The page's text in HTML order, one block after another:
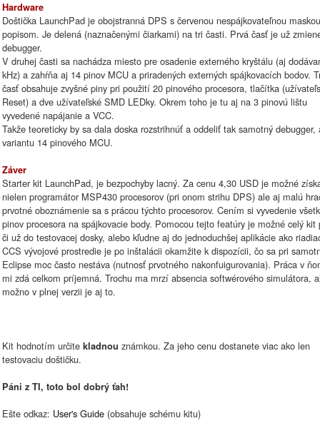
Hardware
Doštička LaunchPad je obojstranná DPS s červenou nespájkovateľnou
popisom. Je delená (naznačenými čiarkami) na tri časti. Prvá časť je už
debugger.
V druhej časti sa nachádza miesto pre osadenie externého kryštálu (aj
kHz) a zahŕňa aj 14 pinov MCU a priradených externých spájkovacích bodov.
časť obsahuje zvyšné piny pri použití 20 pinového procesora, tlačítka
Reset) a dve užívateľské SMD LEDky. Okrem toho je tu aj na 3 pinovú lištu
vyvedené napájanie a VCC.
Takže teoreticky by sa dala doska rozstrihnúť a oddeliť tak samotný debugger,
variantu 14 pinového MCU.
Záver
Starter kit LaunchPad, je bezpochyby lacný. Za cenu 4,30 USD je možné
nielen programátor MSP430 procesorov (pri onom strihu DPS) ale aj malú
prvotné oboznámenie sa s prácou týchto procesorov. Cením si vyvedenie
pinov procesora na spájkovacie body. Pomocou tejto featúry je možné celý kit
či už do testovacej dosky, alebo kľudne aj do jednoduchšej aplikácie ako
CCS vývojové prostredie je po inštalácii okamžite k dispozícii, čo sa pri
Eclipse moc často nestáva (nutnosť prvotného nakonfuigurovania). Práca v
mi zdá celkom príjemná. Trochu ma mrzí absencia softwérového simulátora,
možno v plnej verzii je aj to.
Kit hodnotím určite kladnou známkou. Za jeho cenu dostanete viac ako len
testovaciu doštičku.
Páni z TI, toto bol dobrý ťah!
Ešte odkaz: User's Guide (obsahuje schému kitu)